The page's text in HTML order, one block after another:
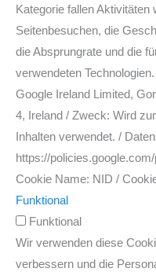
Kategorie fallen Aktivitäten
Seitenbesuchen, die
die Absprungrate und die
verwendeten
Google Ireland Limited,
4, Ireland / Zweck: Wird
Inhalten verwendet. /
https://
Cookie Name: NID /
Funktional
Funktional
Wir verwenden diese
verbessern und die